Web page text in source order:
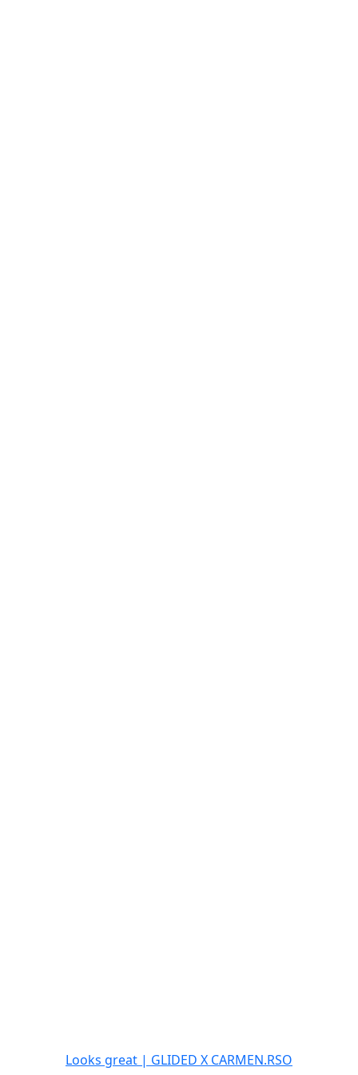
Looks great | GLIDED X CARMEN.RSO